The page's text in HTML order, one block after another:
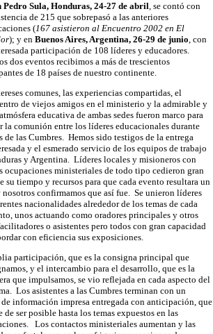
Pedro Sula, Honduras, 24-27 de abril, se contó con
de 215 que sobrepasó a las anteriores
(167 asistieron al Encuentro 2002 en El
); y en Buenos Aires, Argentina, 26-29 de junio, con
participación de 108 líderes y educadores.
dos eventos recibimos a más de trescientos
de 18 paísesde nuestro continente.
comunes, las experiencias compartidas, el
de viejos amigos en el ministerio y la admirable y
educativa de ambas sedes fueron marco para
la comunión entre los líderes educacionales durante
de las Cumbres. Hemos sido testigos de la entrega
y el esmerado servicio de los equipos de trabajo
y Argentina. Líderes locales y misioneros con
ocupaciones ministeriales de todo tipo cedieron gran
su tiempo y recursos para que cada evento resultara un
confirmamos que así fue. Se unieron líderes
nacionalidades alrededor de los temas de cada
unos actuando como oradores principales y otros
o asistentes pero todos con gran capacidad
con eficiencia sus exposiciones.
participación, que es la consigna principal que
y el intercambio para el desarrollo, que es la
que impulsamos, se vio reflejada en cada aspecto del
Los asistentes a las Cumbres terminan con un
información impresa entregada con anticipación, que
de ser posible hasta los temas expuestos en las
Los contactos ministeriales aumentan y las